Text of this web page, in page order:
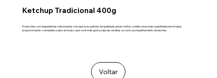
Ketchup Tradicional 400g
Produzidos com ingredientes selecionados sob rigorosos padrões de qualidade, estes molhos contêm uma maior quantidade de tomates,
proporcionando o verdadeiro sabor em tudo o que você mais gosta, seja nas receitas ou como acompanhamento de lanches.
Voltar